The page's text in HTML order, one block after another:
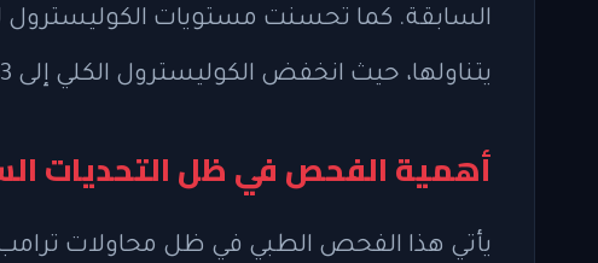
السابقة. كما تحسنت مستويات الكوليسترول
يتناولها، حيث انخفض الكوليسترول الكلي إلى 143 مقارنة بـ223 في 2018.
أهمية الفحص في ظل التحديات
يأتي هذا الفحص الطبي في ظل محاولات ترامب